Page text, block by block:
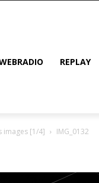
REPLAY
images [1/4] IMG_0132